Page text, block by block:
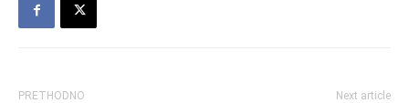
PRETHODNO Next article